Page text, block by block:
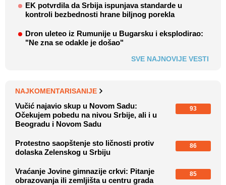
EK potvrdila da Srbija ispunjava standarde u
kontroli bezbednosti hrane biljnog porekla
Dron uleteo iz Rumunije u Bugarsku i eksplodirao:
"Ne zna se odakle je došao"
SVE NAJNOVIJE VESTI
NAJKOMENTARISANIJE
Vučić najavio skup u Novom Sadu:
Očekujem pobedu na nivou Srbije, ali i u
Beogradu i Novom Sadu
93
Protestno saopštenje sto ličnosti protiv
dolaska Zelenskog u Srbiju
86
Vraćanje Jovine gimnazije crkvi: Pitanje
obrazovanja ili zemljišta u centru grada
85